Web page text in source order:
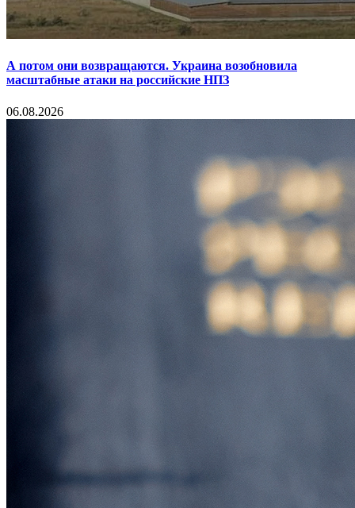
А потом они возвращаются. Украина возобновила
масштабные атаки на российские НПЗ
06.08.2026